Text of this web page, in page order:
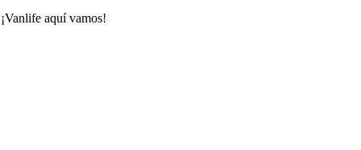
aquí vamos!